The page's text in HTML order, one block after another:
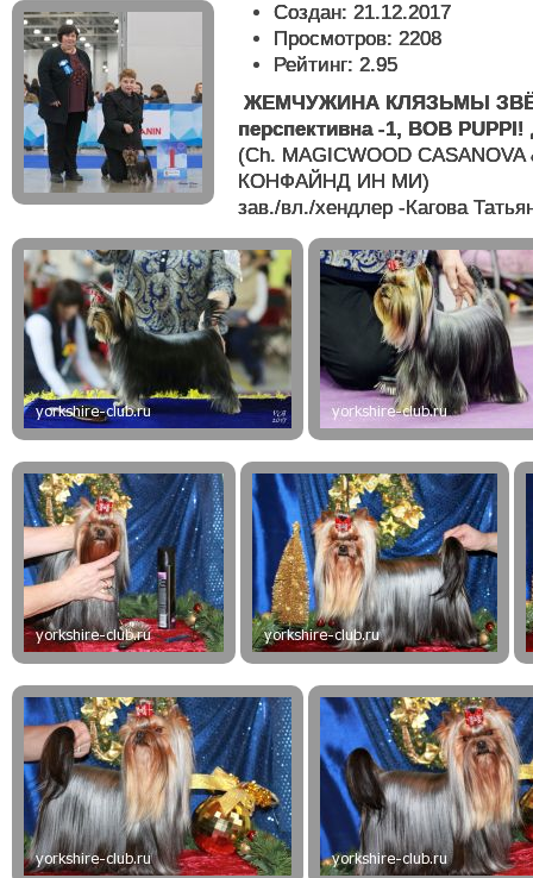
Создан: 21.12.2017
Просмотров: 2208
Рейтинг: 2.95
ЖЕМЧУЖИНА КЛЯЗЬМЫ
перспективна -1, BOB PUPPI!
(Ch. MAGICWOOD
КОНФАЙНД ИН МИ)
зав./вл./хендлер -Кагова